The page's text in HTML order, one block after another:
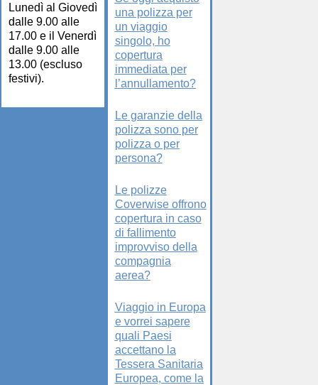
Lunedì al Giovedì
dalle 9.00 alle
17.00 e il Venerdì
dalle 9.00 alle
13.00 (escluso
festivi).
una polizza per
un viaggio
singolo, ho
copertura
immediata per
l’annullamento?
Le garanzie della
polizza sono per
polizza o per
persona?
Le polizze
Coverwise offrono
copertura in caso
di fallimento
improvviso della
compagnia
aerea?
Viaggio in Europa
e vorrei sapere
quali Paesi
accettano la
Tessera Sanitaria
Europea, come la